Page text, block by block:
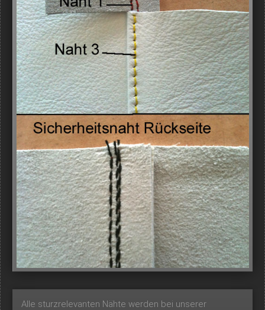
Alle sturzrelevanten Nähte werden bei unserer